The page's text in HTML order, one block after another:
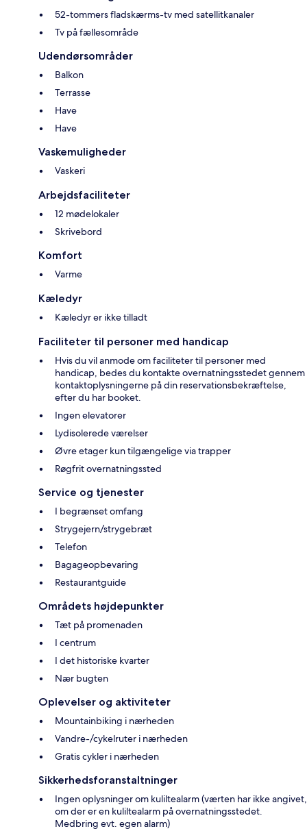
52-tommers fladskærms-tv med satellitkanaler
Tv på fællesområde
Udendørsområder
Balkon
Terrasse
Have
Have
Vaskemuligheder
Vaskeri
Arbejdsfaciliteter
12 mødelokaler
Skrivebord
Komfort
Varme
Kæledyr
Kæledyr er ikke tilladt
Faciliteter til personer med handicap
Hvis du vil anmode om faciliteter til personer med
handicap, bedes du kontakte overnatningsstedet gennem
kontaktoplysningerne på din reservationsbekræftelse,
efter du har booket.
Ingen elevatorer
Lydisolerede værelser
Øvre etager kun tilgængelige via trapper
Røgfrit overnatningssted
Service og tjenester
I begrænset omfang
Strygejern/strygebræt
Telefon
Bagageopbevaring
Restaurantguide
Områdets højdepunkter
Tæt på promenaden
I centrum
I det historiske kvarter
Nær bugten
Oplevelser og aktiviteter
Mountainbiking i nærheden
Vandre-/cykelruter i nærheden
Gratis cykler i nærheden
Sikkerhedsforanstaltninger
Ingen oplysninger om kuliltealarm (værten har ikke angivet,
om der er en kuliltealarm på overnatningsstedet.
Medbring evt. egen alarm)